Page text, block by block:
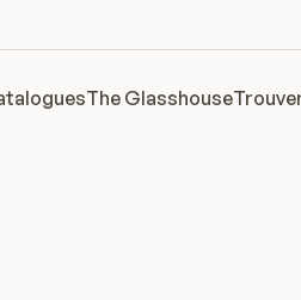
The Glasshouse